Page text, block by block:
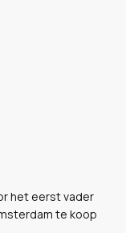
het eerst vader
te koop